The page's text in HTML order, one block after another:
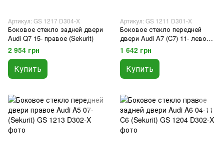
Артикул: GS 1217 D304-X
Боковое стекло задней двери
Audi Q7 15- правое (Sekurit)
2 954 грн
Купить
Артикул: GS 1211 D301-X
Боковое стекло передней
двери Audi A7 (C7) 11- левое
(Sekurit)
1 642 грн
Купить